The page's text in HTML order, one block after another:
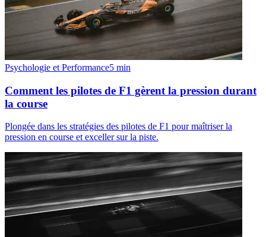
Psychologie et Performance5 min
Comment les pilotes de F1 gèrent la pression durant
la course
Plongée dans les stratégies des pilotes de F1 pour maîtriser la
pression en course et exceller sur la piste.